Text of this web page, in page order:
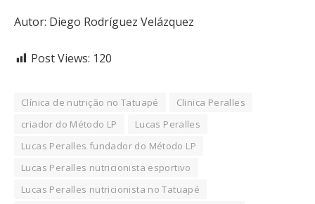
Autor: Diego Rodríguez Velázquez
Post Views: 120
Clínica de nutrição no Tatuapé
Clinica Peralles
criador do Método LP
Lucas Peralles
Lucas Peralles fundador do Método LP
Lucas Peralles nutricionista esportivo
Lucas Peralles nutricionista no Tatuapé